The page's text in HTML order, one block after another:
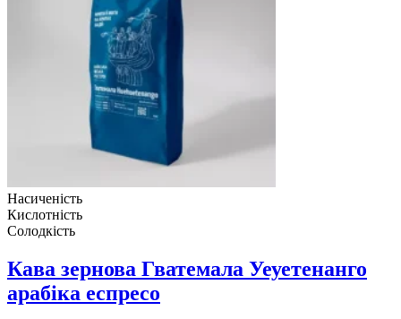
Насиченість
Кислотність
Солодкість
Кава зернова Гватемала Уеуетенанго
арабіка еспресо